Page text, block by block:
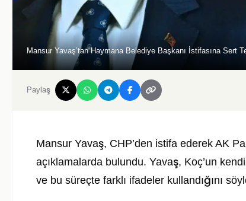
Mansur Yavaş’tan Haymana Belediye Başkanı İstifasına Sert
Paylaş
Mansur Yavaş, CHP’den istifa ederek AK
açıklamalarda bulundu. Yavaş, Koç’un
ve bu süreçte farklı ifadeler kullandığını